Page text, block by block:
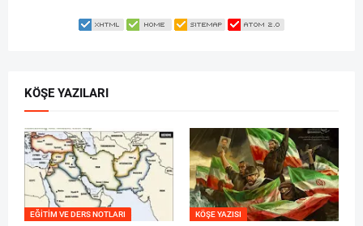
KÖŞE YAZILARI
EĞITIM VE DERS NOTLARI KÖŞE YAZISI